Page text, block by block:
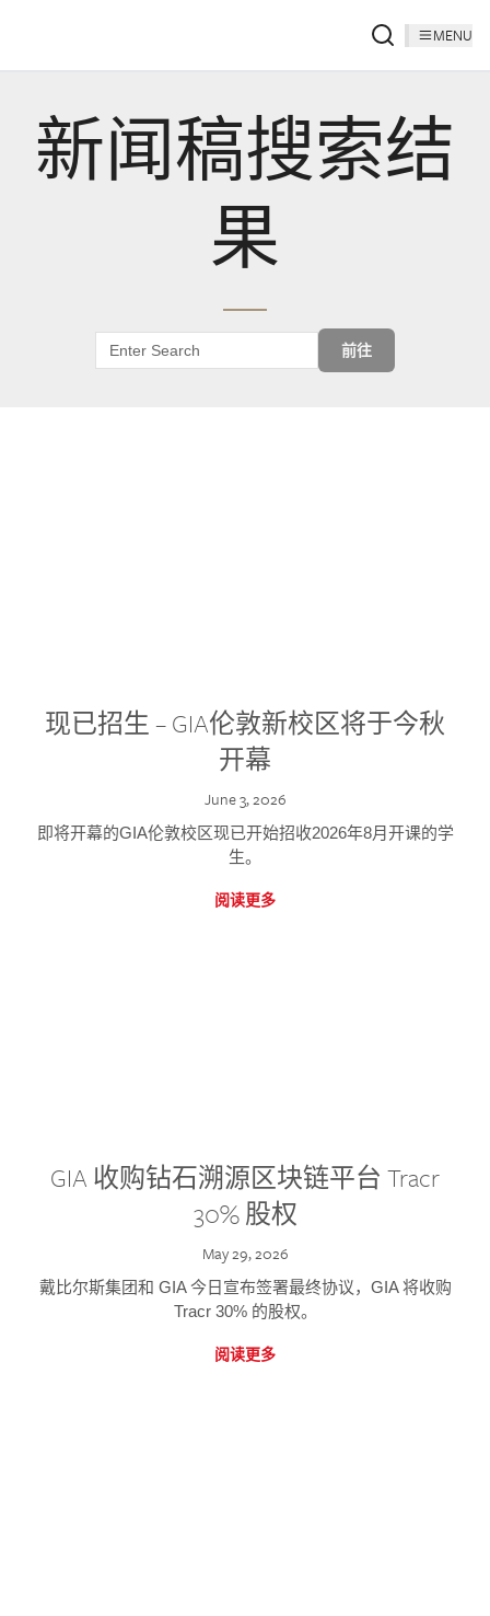
MENU
新闻稿搜索结
果
前往
现已招生 – GIA伦敦新校区将于今秋
开幕
June 3, 2026
即将开幕的GIA伦敦校区现已开始招收2026年8月开课的学
生。
阅读更多
GIA 收购钻石溯源区块链平台 Tracr
30% 股权
May 29, 2026
戴比尔斯集团和 GIA 今日宣布签署最终协议，GIA 将收购
Tracr 30% 的股权。
阅读更多